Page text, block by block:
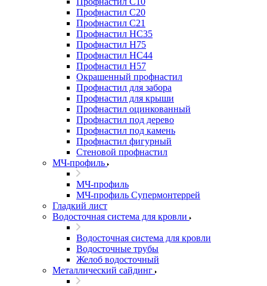
Профнастил С20
Профнастил С21
Профнастил НС35
Профнастил Н75
Профнастил HC44
Профнастил Н57
Окрашенный профнастил
Профнастил для забора
Профнастил для крыши
Профнастил оцинкованный
Профнастил под дерево
Профнастил под камень
Профнастил фигурный
Стеновой профнастил
МЧ-профиль
МЧ-профиль
МЧ-профиль Супермонтеррей
Гладкий лист
Водосточная система для кровли
Водосточная система для кровли
Водосточные трубы
Желоб водосточный
Металлический сайдинг